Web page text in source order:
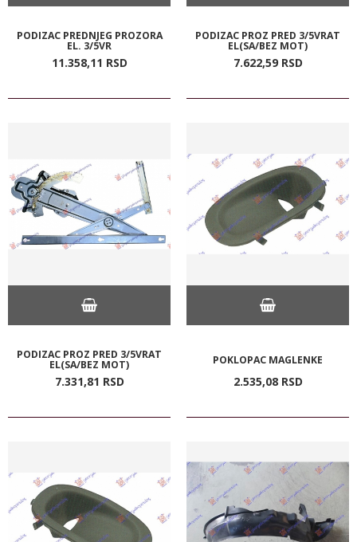
PODIZAC PREDNJEG PROZORA
EL. 3/5VR
11.358,11 RSD
PODIZAC PROZ PRED 3/5VRAT
EL(SA/BEZ MOT)
7.622,59 RSD
PODIZAC PROZ PRED 3/5VRAT
EL(SA/BEZ MOT)
7.331,81 RSD
POKLOPAC MAGLENKE
2.535,08 RSD